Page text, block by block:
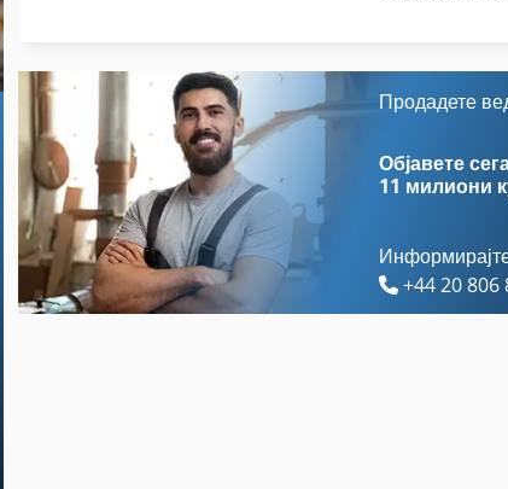
Rexroth
Rexroth Dbds 6
Roto Record
Продадете
Објавете
11 милиони
+44 20 806